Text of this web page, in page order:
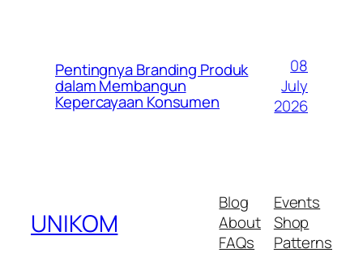
Pentingnya Branding Produk
dalam Membangun
Kepercayaan Konsumen
08
July
2026
UNIKOM
Blog
About
FAQs
Events
Shop
Patterns